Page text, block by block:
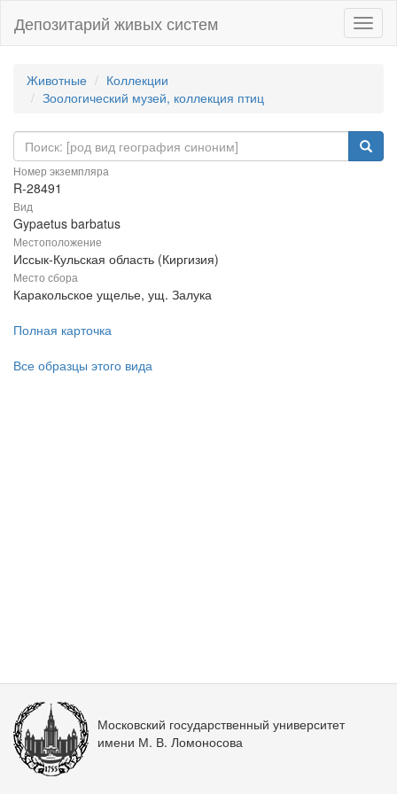
Депозитарий живых систем
Животные
Коллекции
Зоологический музей, коллекция птиц
Номер экземпляра
R-28491
Вид
Gypaetus barbatus
Местоположение
Иссык-Кульская область (Киргизия)
Место сбора
Каракольское ущелье, ущ. Залука
Полная карточка
Все образцы этого вида
Московский государственный университет
имени М. В. Ломоносова